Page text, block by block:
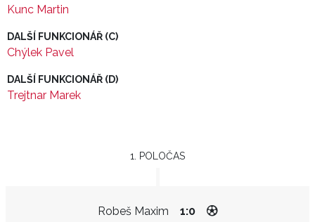
Kunc Martin
DALŠÍ FUNKCIONÁŘ (C)
Chýlek Pavel
DALŠÍ FUNKCIONÁŘ (D)
Trejtnar Marek
1. POLOČAS
Robeš Maxim 1:0